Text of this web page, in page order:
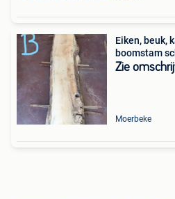
Eiken, beuk,
boomstam
Zie
Moerbeke